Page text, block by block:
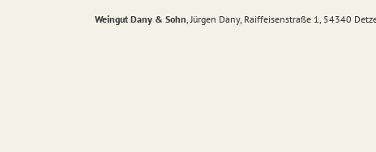
Weingut Dany & Sohn, Jürgen Dany, Raiffeisenstraße 1, 54340